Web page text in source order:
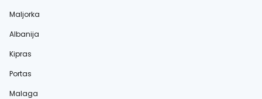
Maljorka
Albanija
Kipras
Portas
Malaga